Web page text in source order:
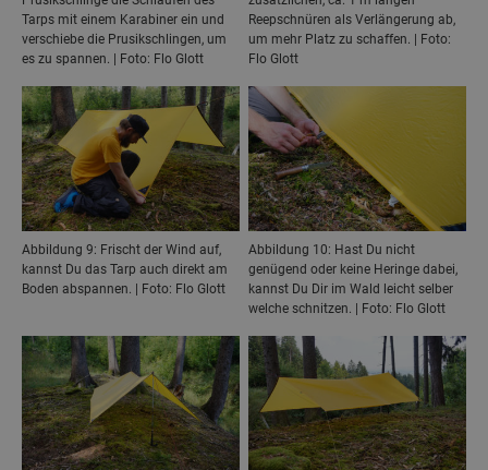
Tarps mit einem Karabiner ein und
verschiebe die Prusikschlingen, um
es zu spannen. | Foto: Flo Glott
Reepschnüren als Verlängerung ab,
um mehr Platz zu schaffen. | Foto:
Flo Glott
Abbildung 9: Frischt der Wind auf,
kannst Du das Tarp auch direkt am
Boden abspannen. | Foto: Flo Glott
Abbildung 10: Hast Du nicht
genügend oder keine Heringe dabei,
kannst Du Dir im Wald leicht selber
welche schnitzen. | Foto: Flo Glott